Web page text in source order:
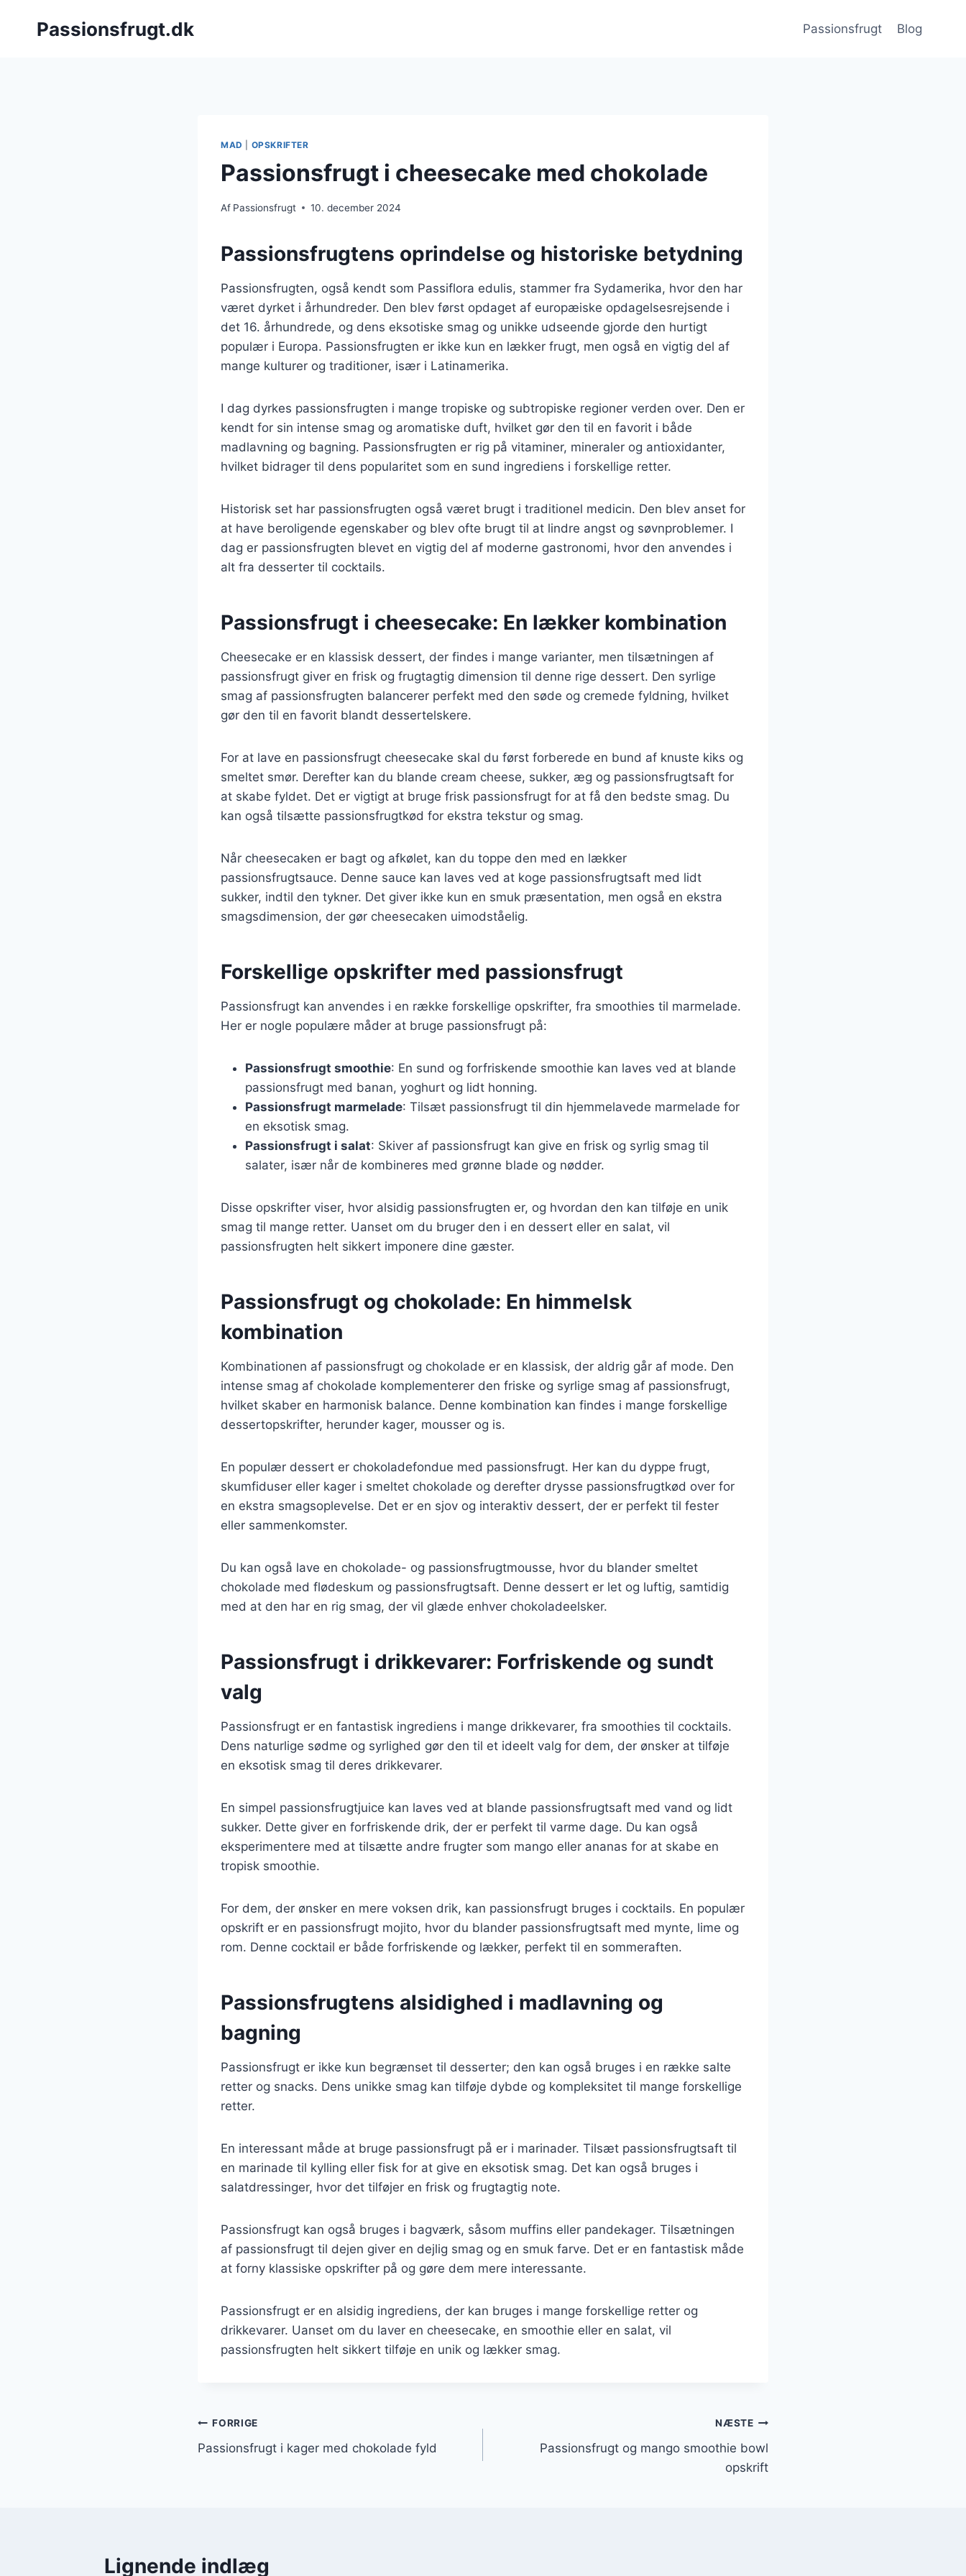
Passionsfrugt.dk Passionsfrugt Blog
MAD OPSKRIFTER
Passionsfrugt i cheesecake med chokolade
Af Passionsfrugt 10. december 2024
Passionsfrugtens oprindelse og historiske betydning
Passionsfrugten, også kendt som Passiflora edulis, stammer fra Sydamerika, hvor den har
været dyrket i århundreder. Den blev først opdaget af europæiske opdagelsesrejsende i
det 16. århundrede, og dens eksotiske smag og unikke udseende gjorde den hurtigt
populær i Europa. Passionsfrugten er ikke kun en lækker frugt, men også en vigtig del af
mange kulturer og traditioner, især i Latinamerika.
I dag dyrkes passionsfrugten i mange tropiske og subtropiske regioner verden over. Den er
kendt for sin intense smag og aromatiske duft, hvilket gør den til en favorit i både
madlavning og bagning. Passionsfrugten er rig på vitaminer, mineraler og antioxidanter,
hvilket bidrager til dens popularitet som en sund ingrediens i forskellige retter.
Historisk set har passionsfrugten også været brugt i traditionel medicin. Den blev anset for
at have beroligende egenskaber og blev ofte brugt til at lindre angst og søvnproblemer. I
dag er passionsfrugten blevet en vigtig del af moderne gastronomi, hvor den anvendes i
alt fra desserter til cocktails.
Passionsfrugt i cheesecake: En lækker kombination
Cheesecake er en klassisk dessert, der findes i mange varianter, men tilsætningen af
passionsfrugt giver en frisk og frugtagtig dimension til denne rige dessert. Den syrlige
smag af passionsfrugten balancerer perfekt med den søde og cremede fyldning, hvilket
gør den til en favorit blandt dessertelskere.
For at lave en passionsfrugt cheesecake skal du først forberede en bund af knuste kiks og
smeltet smør. Derefter kan du blande cream cheese, sukker, æg og passionsfrugtsaft for
at skabe fyldet. Det er vigtigt at bruge frisk passionsfrugt for at få den bedste smag. Du
kan også tilsætte passionsfrugtkød for ekstra tekstur og smag.
Når cheesecaken er bagt og afkølet, kan du toppe den med en lækker
passionsfrugtsauce. Denne sauce kan laves ved at koge passionsfrugtsaft med lidt
sukker, indtil den tykner. Det giver ikke kun en smuk præsentation, men også en ekstra
smagsdimension, der gør cheesecaken uimodståelig.
Forskellige opskrifter med passionsfrugt
Passionsfrugt kan anvendes i en række forskellige opskrifter, fra smoothies til marmelade.
Her er nogle populære måder at bruge passionsfrugt på:
Passionsfrugt smoothie: En sund og forfriskende smoothie kan laves ved at blande
passionsfrugt med banan, yoghurt og lidt honning.
Passionsfrugt marmelade: Tilsæt passionsfrugt til din hjemmelavede marmelade for
en eksotisk smag.
Passionsfrugt i salat: Skiver af passionsfrugt kan give en frisk og syrlig smag til
salater, især når de kombineres med grønne blade og nødder.
Disse opskrifter viser, hvor alsidig passionsfrugten er, og hvordan den kan tilføje en unik
smag til mange retter. Uanset om du bruger den i en dessert eller en salat, vil
passionsfrugten helt sikkert imponere dine gæster.
Passionsfrugt og chokolade: En himmelsk
kombination
Kombinationen af passionsfrugt og chokolade er en klassisk, der aldrig går af mode. Den
intense smag af chokolade komplementerer den friske og syrlige smag af passionsfrugt,
hvilket skaber en harmonisk balance. Denne kombination kan findes i mange forskellige
dessertopskrifter, herunder kager, mousser og is.
En populær dessert er chokoladefondue med passionsfrugt. Her kan du dyppe frugt,
skumfiduser eller kager i smeltet chokolade og derefter drysse passionsfrugtkød over for
en ekstra smagsoplevelse. Det er en sjov og interaktiv dessert, der er perfekt til fester
eller sammenkomster.
Du kan også lave en chokolade- og passionsfrugtmousse, hvor du blander smeltet
chokolade med flødeskum og passionsfrugtsaft. Denne dessert er let og luftig, samtidig
med at den har en rig smag, der vil glæde enhver chokoladeelsker.
Passionsfrugt i drikkevarer: Forfriskende og sundt
valg
Passionsfrugt er en fantastisk ingrediens i mange drikkevarer, fra smoothies til cocktails.
Dens naturlige sødme og syrlighed gør den til et ideelt valg for dem, der ønsker at tilføje
en eksotisk smag til deres drikkevarer.
En simpel passionsfrugtjuice kan laves ved at blande passionsfrugtsaft med vand og lidt
sukker. Dette giver en forfriskende drik, der er perfekt til varme dage. Du kan også
eksperimentere med at tilsætte andre frugter som mango eller ananas for at skabe en
tropisk smoothie.
For dem, der ønsker en mere voksen drik, kan passionsfrugt bruges i cocktails. En populær
opskrift er en passionsfrugt mojito, hvor du blander passionsfrugtsaft med mynte, lime og
rom. Denne cocktail er både forfriskende og lækker, perfekt til en sommeraften.
Passionsfrugtens alsidighed i madlavning og
bagning
Passionsfrugt er ikke kun begrænset til desserter; den kan også bruges i en række salte
retter og snacks. Dens unikke smag kan tilføje dybde og kompleksitet til mange forskellige
retter.
En interessant måde at bruge passionsfrugt på er i marinader. Tilsæt passionsfrugtsaft til
en marinade til kylling eller fisk for at give en eksotisk smag. Det kan også bruges i
salatdressinger, hvor det tilføjer en frisk og frugtagtig note.
Passionsfrugt kan også bruges i bagværk, såsom muffins eller pandekager. Tilsætningen
af passionsfrugt til dejen giver en dejlig smag og en smuk farve. Det er en fantastisk måde
at forny klassiske opskrifter på og gøre dem mere interessante.
Passionsfrugt er en alsidig ingrediens, der kan bruges i mange forskellige retter og
drikkevarer. Uanset om du laver en cheesecake, en smoothie eller en salat, vil
passionsfrugten helt sikkert tilføje en unik og lækker smag.
Indlægsnavigation
FORRIGE
Passionsfrugt i kager med chokolade fyld
NÆSTE
Passionsfrugt og mango smoothie bowl
opskrift
Lignende indlæg